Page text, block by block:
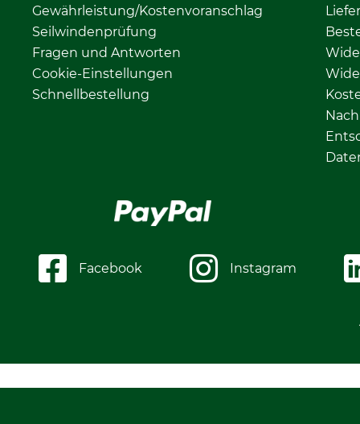
Gewährleistung/Kostenvoranschlag
Seilwindenprüfung
Fragen und Antworten
Cookie-Einstellungen
Schnellbestellung
Facebook Instagram